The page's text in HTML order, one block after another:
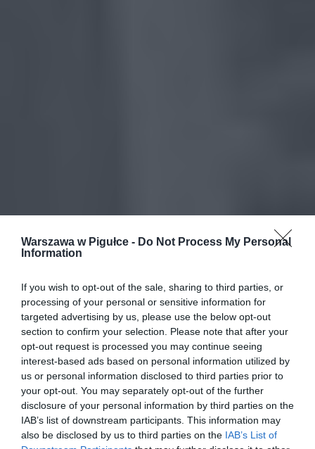
Warszawa w Pigułce - Do Not Process My Personal
Information
If you wish to opt-out of the sale, sharing to third parties, or
processing of your personal or sensitive information for
targeted advertising by us, please use the below opt-out
section to confirm your selection. Please note that after your
opt-out request is processed you may continue seeing
interest-based ads based on personal information utilized by
us or personal information disclosed to third parties prior to
your opt-out. You may separately opt-out of the further
disclosure of your personal information by third parties on the
IAB’s list of downstream participants. This information may
also be disclosed by us to third parties on the IAB’s List of